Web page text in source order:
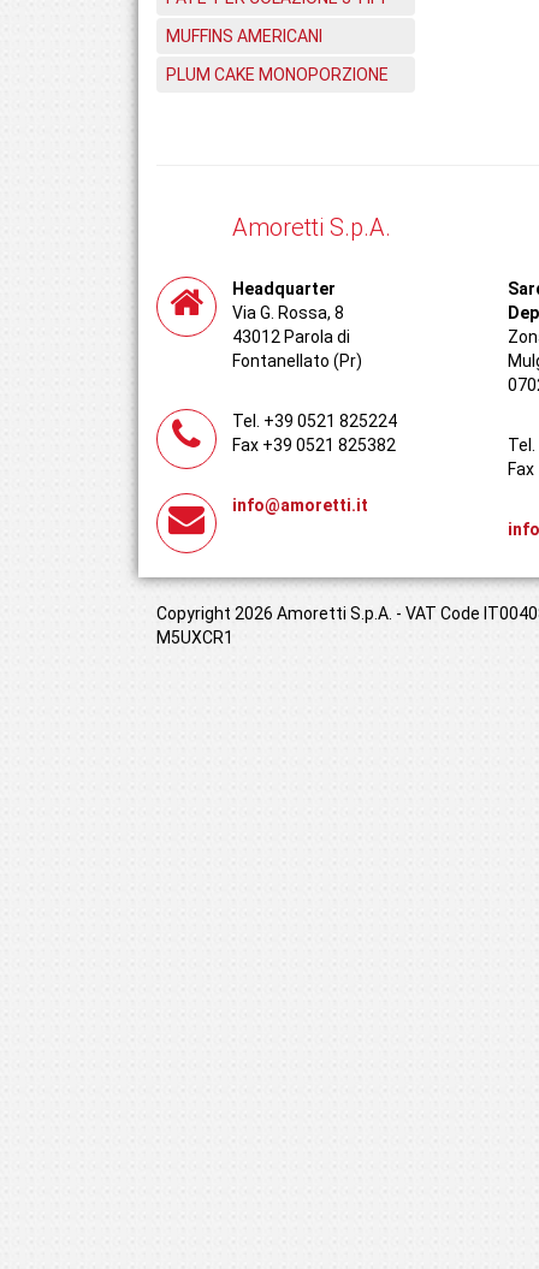
MUFFINS AMERICANI
PLUM CAKE MONOPORZIONE
Amoretti S.p.A.
Headquarter
Via G. Rossa, 8
43012 Parola di
Fontanellato (Pr)
Tel. +39 0521 825224
Fax +39 0521 825382
info@amoretti.it
Copyright 2026 Amoretti S.p.A. - VAT Code
M5UXCR1